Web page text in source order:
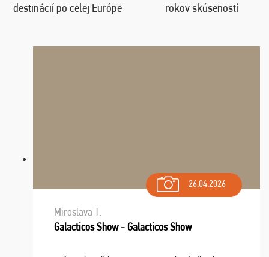
destinácií po celej Európe rokov skúseností
26.04.2026
Miroslava T.
Galacticos Show - Galacticos Show